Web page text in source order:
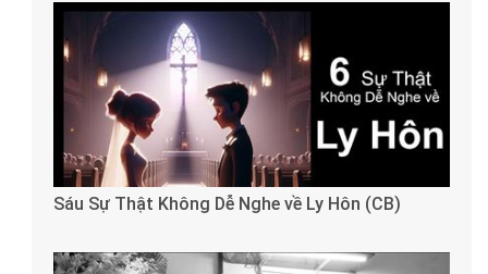
Sáu Sự Thật Không Dễ Nghe về Ly Hôn (CB)